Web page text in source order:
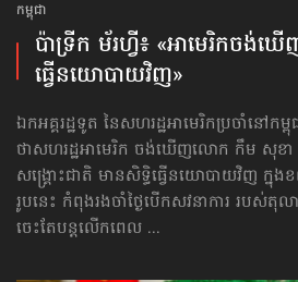
កម្ពុជា
ប៉ាទ្រីក ម័រហ្វី៖ «អាមេរិក​ចង់​
ធ្វើ​នយោបាយវិញ»
ឯកអគ្គរដ្ឋទូត នៃសហរដ្ឋអាមេរិកប្រចាំនៅកម្ពុ
ថាសហរដ្ឋអាមេរិក ចង់ឃើញលោក កឹម សុខ
សង្គ្រោះជាតិ មានសិទ្ធិ​ធ្វើ​នយោបាយវិញ ក្នុង
រូបនេះ កំពុងរងចាំ​ថ្ងៃបើក​សវនាការ របស់តុល
ចេះតែបន្តលើកពេល ...